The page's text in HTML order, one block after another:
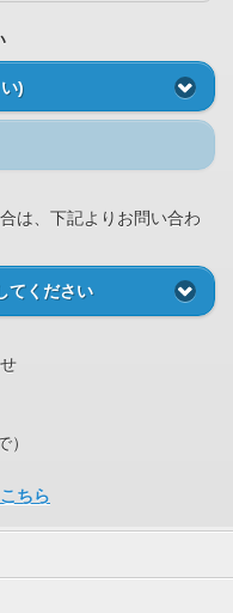
)
は、下記よりお問い合わ
てください
ちら